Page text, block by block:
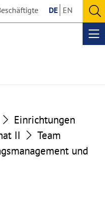
DE EN
Einrichtungen
II
Team
und